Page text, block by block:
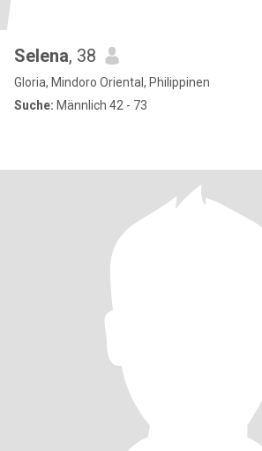
Selena, 38
Gloria, Mindoro Oriental, Philippinen
Suche: Männlich 42 - 73